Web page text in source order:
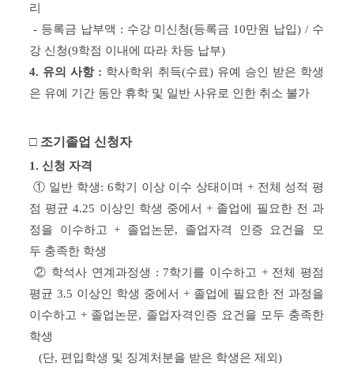
리
- 등록금 납부액 : 수강 미신청(등록금 10만원 납입) / 수
강 신청(9학점 이내에 따라 차등 납부)
4. 유의 사항 : 학사학위 취득(수료) 유예 승인 받은 학생
은 유예 기간 동안 휴학 및 일반 사유로 인한 취소 불가
□ 조기졸업 신청자
1. 신청 자격
① 일반 학생: 6학기 이상 이수 상태이며 + 전체 성적 평
점 평균 4.25 이상인 학생 중에서 + 졸업에 필요한 전 과
정을 이수하고 + 졸업논문, 졸업자격 인증 요건을 모
두 충족한 학생
② 학석사 연계과정생 : 7학기를 이수하고 + 전체 평점
평균 3.5 이상인 학생 중에서 + 졸업에 필요한 전 과정을
이수하고 + 졸업논문, 졸업자격인증 요건을 모두 충족한
학생
(단, 편입학생 및 징계처분을 받은 학생은 제외)